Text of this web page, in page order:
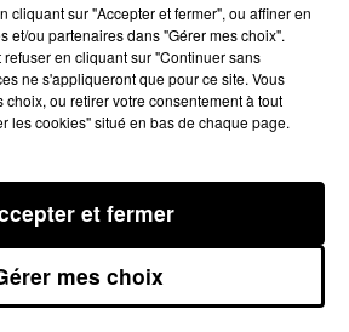
pour les lycéens.
libre accès, foyer. Les classes ne
et les professeurs sont présents
à préparer leur orientation
cliquant sur "Accepter et fermer", ou affiner en
et/ou partenaires dans "Gérer mes choix".
en cliquant sur "Continuer sans
ne s'appliqueront que pour ce site. Vous
choix, ou retirer votre consentement à tout
les cookies" situé en bas de chaque page.
mes choix
et fermer